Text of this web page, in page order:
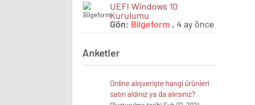
UEFI Windows 10
Kurulumu
Gön: Bilgeform , 4 ay önce
Anketler
Online alışverişte hangi ürünleri
satın aldınız ya da alırsınız?